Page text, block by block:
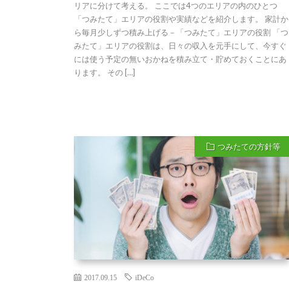
リアに分けて考える。 ここでは4つのエリアの内のひとつ
「つみたて」エリアの役割や実績などを紹介します。 家計か
ら毎月少しずつ積み上げる－「つみたて」エリアの役割 「つ
みたて」エリアの役割は、日々の収入を元手にして、今すぐ
には使う予定の無いおかねを積み立て・貯めておくことにあ
ります。 その […]
つみたての方針等
2017.09.15 iDeCo